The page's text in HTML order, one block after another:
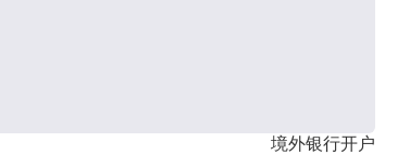
境外银行开户